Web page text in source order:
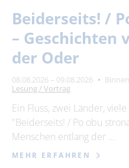
Mo Di Mi
3
4
10
11 12
17
18 19
24
25 26
Beiderseits! /
– Geschichten
der Oder
08.08.2026 – 09.08.2026
Lesung / Vortrag
Ein Fluss, zwei Länder,
"Beiderseits! / Po obu
Menschen entlang der …
MEHR ERFAHREN